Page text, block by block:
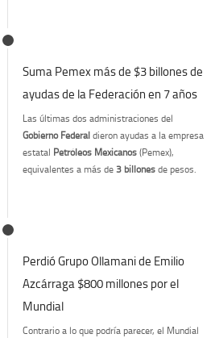
Suma Pemex más de $3 billones de
ayudas de la Federación en 7 años
Las últimas dos administraciones del
Gobierno Federaldieron ayudas a la empresa
estatal Petróleos Mexicanos(Pemex),
equivalentes a más de3 billonesde pesos.
Perdió Grupo Ollamani de Emilio
Azcárraga $800 millones por el
Mundial
Contrario a lo que podría parecer, el Mundial